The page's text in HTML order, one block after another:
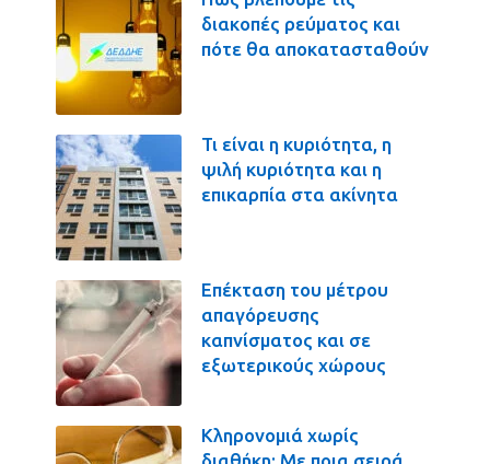
διακοπές ρεύματος και
πότε θα αποκατασταθούν
Τι είναι η κυριότητα, η
ψιλή κυριότητα και η
επικαρπία στα ακίνητα
Επέκταση του μέτρου
απαγόρευσης
καπνίσματος και σε
εξωτερικούς χώρους
Κληρονομιά χωρίς